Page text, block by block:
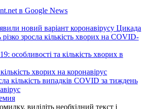
в Google News
новий варіант коронавірусу Цикада
зросла кількість хворих на COVID-
особливості та кількість хворих в
хворих на коронавірус
кількість випадків COVID за тиждень
виділіть необхідний текст і